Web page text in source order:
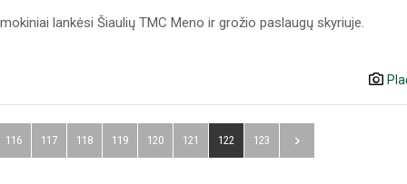
lankėsi Šiaulių TMC Meno ir grožio paslaugų skyriuje.
116 117 118 119 120 121 122 123